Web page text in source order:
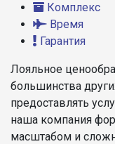
Комплекс
Время
Гарантия
Лояльное
большинства
предоставлять
наша компания
масштабом и